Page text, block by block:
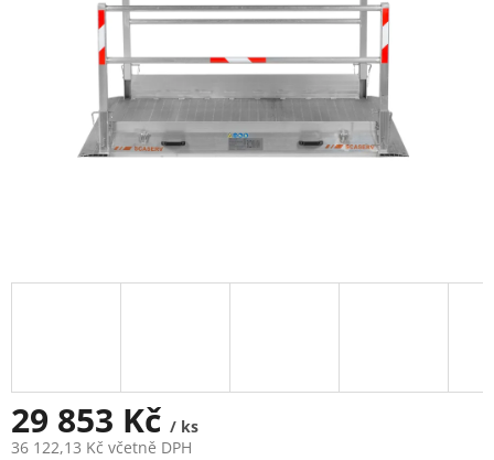
29 853 Kč / ks
36 122,13 Kč včetně DPH